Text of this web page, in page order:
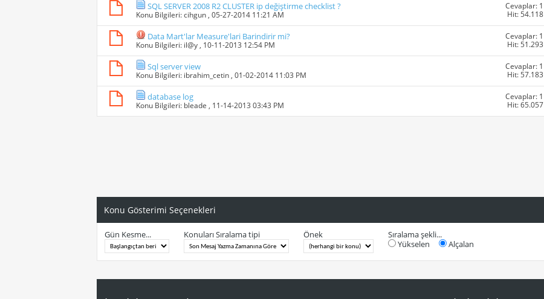
SQL SERVER 2008 R2 CLUSTER ip değiştirme checklist ?
Konu Bilgileri:cihgun , 05-27-2014 11:21 AM
Cevaplar: 1
Hit: 54.118
Data Mart'lar Measure'lari Barindirir mi?
Konu Bilgileri: il@y , 10-11-2013 12:54 PM
Cevaplar: 1
Hit: 51.293
Sql server view
Konu Bilgileri: ibrahim_cetin , 01-02-2014 11:03 PM
Cevaplar: 1
Hit: 57.183
database log
Konu Bilgileri: bleade , 11-14-2013 03:43 PM
Cevaplar: 1
Hit: 65.057
Konu Gösterimi Seçenekleri
Gün Kesme... Konuları Sıralama tipi Önek
Sıralama şekli...
Yükselen
Alçalan